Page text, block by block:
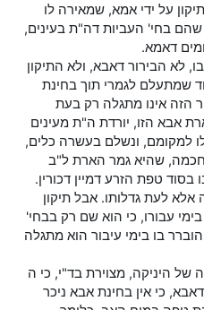
על ידי אמא, שמאירה לו
בחי' העביות דה"ת בעינים,
דאמא.
לא הבירור דאבא, ולא התיקון
שמתעלם לגמרי תוך בחינת
הזה אינו מתגלה רק בעת
אבא הזו, יורדת ה"ת מעינים
למקומם, ונשלם בעשרה כלים,
שהיא גמר הארת ל"ב
טפת הזרע דמיין דכורין.
לעת גדלותו. אבל תיקון
עבורו, כי הוא שם רק בבחי'
בו בימי עיבור הוא מתגלה
היניקה, מצוירת בד"י, כי ה
כי אין בחינת אבא ניכר